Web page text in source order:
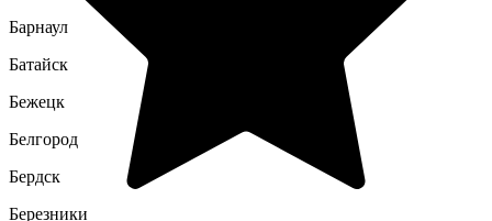
Барнаул
Батайск
Бежецк
Белгород
Бердск
Березники